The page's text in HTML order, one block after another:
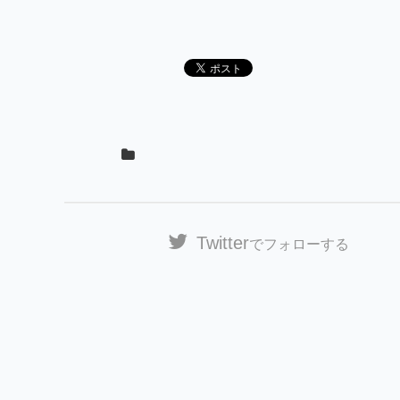
Twitterでフォローする